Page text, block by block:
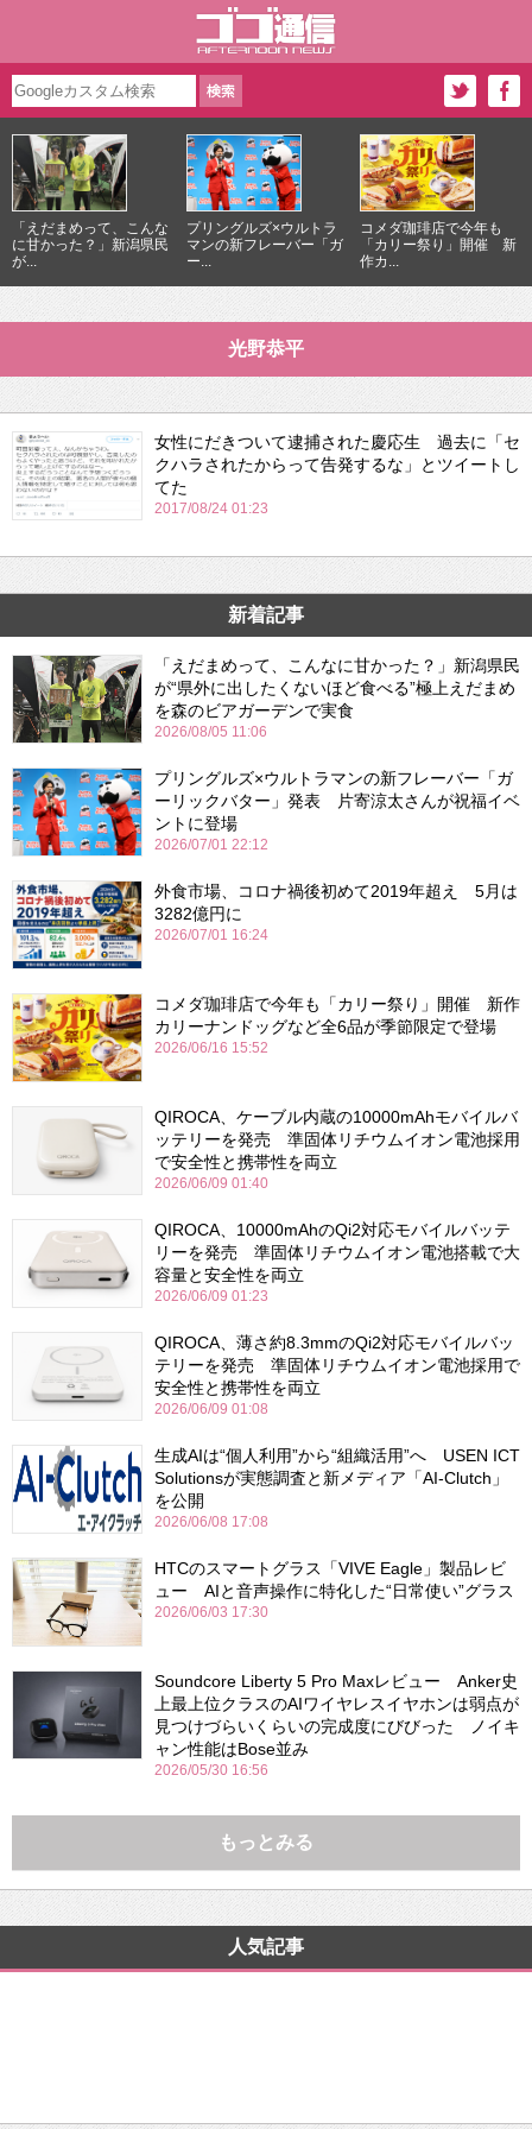
「えだまめって、こんな
に甘かった？」新潟県民
が...
プリングルズ×ウルトラ
マンの新フレーバー「ガ
ー...
コメダ珈琲店で今年も
「カリー祭り」開催 新
作カ...
光野恭平
女性にだきついて逮捕された慶応生 過去に「セ
クハラされたからって告発するな」とツイートし
てた
2017/08/24 01:23
新着記事
「えだまめって、こんなに甘かった？」新潟県民
が“県外に出したくないほど食べる”極上えだまめ
を森のビアガーデンで実食
2026/08/05 11:06
プリングルズ×ウルトラマンの新フレーバー「ガ
ーリックバター」発表 片寄涼太さんが祝福イベ
ントに登場
2026/07/01 22:12
外食市場、コロナ禍後初めて2019年超え 5月は
3282億円に
2026/07/01 16:24
コメダ珈琲店で今年も「カリー祭り」開催 新作
カリーナンドッグなど全6品が季節限定で登場
2026/06/16 15:52
QIROCA、ケーブル内蔵の10000mAhモバイルバ
ッテリーを発売 準固体リチウムイオン電池採用
で安全性と携帯性を両立
2026/06/09 01:40
QIROCA、10000mAhのQi2対応モバイルバッテ
リーを発売 準固体リチウムイオン電池搭載で大
容量と安全性を両立
2026/06/09 01:23
QIROCA、薄さ約8.3mmのQi2対応モバイルバッ
テリーを発売 準固体リチウムイオン電池採用で
安全性と携帯性を両立
2026/06/09 01:08
生成AIは“個人利用”から“組織活用”へ USEN ICT
Solutionsが実態調査と新メディア「AI-Clutch」
を公開
2026/06/08 17:08
HTCのスマートグラス「VIVE Eagle」製品レビ
ュー AIと音声操作に特化した“日常使い”グラス
2026/06/03 17:30
Soundcore Liberty 5 Pro Maxレビュー Anker史
上最上位クラスのAIワイヤレスイヤホンは弱点が
見つけづらいくらいの完成度にびびった ノイキ
ャン性能はBose並み
2026/05/30 16:56
もっとみる
人気記事